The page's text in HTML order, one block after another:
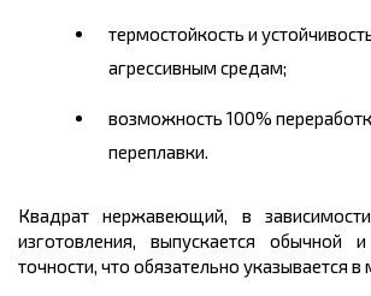
термостойкость и
агрессивным средам;
возможность 100%
переплавки.
Квадрат нержавеющий, в
изготовления, выпускается обычной
точности, что обязательно указывается в